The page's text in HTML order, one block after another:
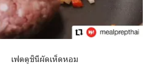
เฟตตูชินีผัดเห็ดหอม